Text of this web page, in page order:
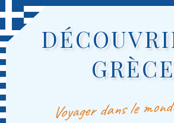
GRÈCE
Voyager dans le